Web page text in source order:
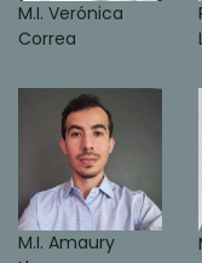
M.I. Verónica
Correa
M.I. Amaury